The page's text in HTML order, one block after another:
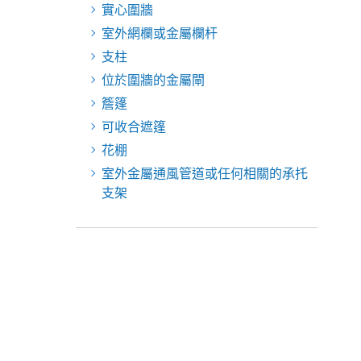
實心圍牆
室外網欄或金屬欄杆
支柱
位於圍牆的金屬閘
簷篷
可收合遮篷
花棚
室外金屬通風管道或任何相關的承托
支架